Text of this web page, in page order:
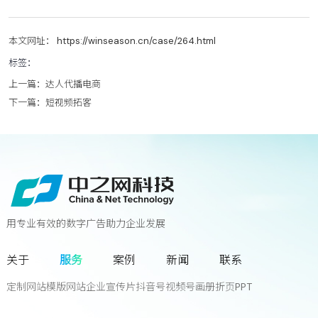
本文网址： https://winseason.cn/case/264.html
标签：
上一篇： 达人代播电商
下一篇： 短视频拓客
只差一次对话!
用专业有效的数字广告助力企业发展
关于 服务 案例 新闻 联系
定制网站模版网站企业宣传片抖音号视频号画册折页PPT